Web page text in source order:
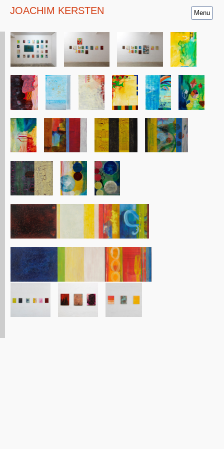
JOACHIM KERSTEN Menu
Les Bartaries II
Verdigris/Mahlstrom
Nereïden
Spielfeld
Aryballoi
Milchstraße
Die Gedanken im Dunkel über den
Morgen
Glaube, Liebe, Hoffnung
FRANZ_GIPFELGLÜCK